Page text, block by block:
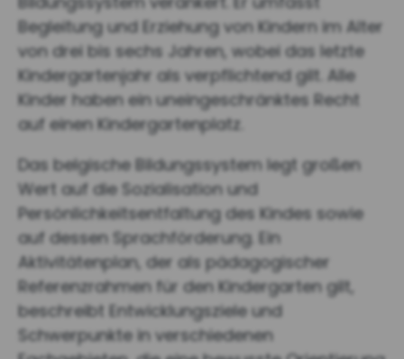
Begleitung und Erziehung von Kindern im Alter
von drei bis sechs Jahren, wobei das letzte
Kindergartenjahr als verpflichtend gilt. Alle
Kinder haben ein uneingeschränktes Recht
auf einen Kindergartenplatz.
Das belgische Bildungssystem legt großen
Wert auf die Sozialisation und
Persönlichkeitsentfaltung des Kindes sowie
auf dessen Sprachförderung. Ein
Aktivitätenplan, der als pädagogischer
Referenzrahmen für den Kindergarten gilt,
beschreibt Entwicklungsziele und
Schwerpunkte in verschiedenen